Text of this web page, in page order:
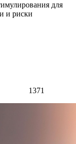
для
и риски
1371